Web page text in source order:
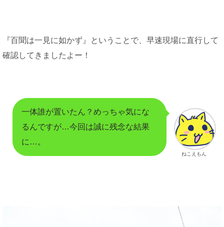
『百聞は一見に如かず』ということで、早速現場に直行して
確認してきましたよー！
一体誰が置いたん？めっちゃ気にな
るんですが…今回は誠に残念な結果
に…。
ねこえもん